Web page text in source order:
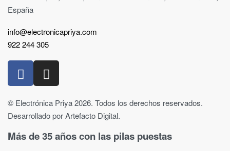
España
info@electronicapriya.com
922 244 305
© Electrónica Priya 2026. Todos los derechos reservados.
Desarrollado por Artefacto Digital.
Más de 35 años con las pilas puestas